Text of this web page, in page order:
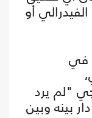
أو
في
"لم يرد
بينه وبين